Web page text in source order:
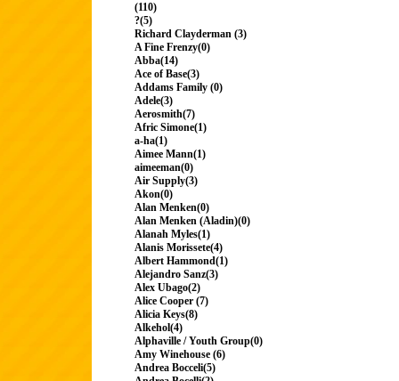
(110)
?(5)
Richard Clayderman (3)
A Fine Frenzy(0)
Abba(14)
Ace of Base(3)
Addams Family (0)
Adele(3)
Aerosmith(7)
Afric Simone(1)
a-ha(1)
Aimee Mann(1)
aimeeman(0)
Air Supply(3)
Akon(0)
Alan Menken(0)
Alan Menken (Aladin)(0)
Alanah Myles(1)
Alanis Morissete(4)
Albert Hammond(1)
Alejandro Sanz(3)
Alex Ubago(2)
Alice Cooper (7)
Alicia Keys(8)
Alkehol(4)
Alphaville / Youth Group(0)
Amy Winehouse (6)
Andrea Bocceli(5)